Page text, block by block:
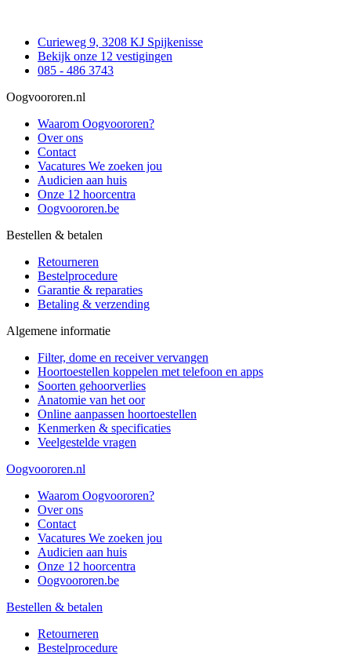
Curieweg 9, 3208 KJ Spijkenisse
Bekijk onze 12 vestigingen
085 - 486 3743
Oogvoororen.nl
Waarom Oogvoororen?
Over ons
Contact
Vacatures We zoeken jou
Audicien aan huis
Onze 12 hoorcentra
Oogvoororen.be
Bestellen & betalen
Retourneren
Bestelprocedure
Garantie & reparaties
Betaling & verzending
Algemene informatie
Filter, dome en receiver vervangen
Hoortoestellen koppelen met telefoon en apps
Soorten gehoorverlies
Anatomie van het oor
Online aanpassen hoortoestellen
Kenmerken & specificaties
Veelgestelde vragen
Oogvoororen.nl
Waarom Oogvoororen?
Over ons
Contact
Vacatures We zoeken jou
Audicien aan huis
Onze 12 hoorcentra
Oogvoororen.be
Bestellen & betalen
Retourneren
Bestelprocedure